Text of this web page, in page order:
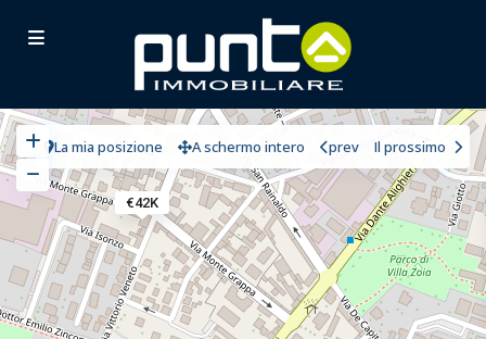
€42K
La mia posizione A schermo intero prev Il prossimo